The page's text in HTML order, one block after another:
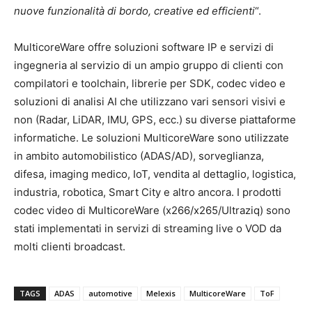
nuove funzionalità di bordo, creative ed efficienti“.
MulticoreWare offre soluzioni software IP e servizi di
ingegneria al servizio di un ampio gruppo di clienti con
compilatori e toolchain, librerie per SDK, codec video e
soluzioni di analisi AI che utilizzano vari sensori visivi e
non (Radar, LiDAR, IMU, GPS, ecc.) su diverse piattaforme
informatiche. Le soluzioni MulticoreWare sono utilizzate
in ambito automobilistico (ADAS/AD), sorveglianza,
difesa, imaging medico, IoT, vendita al dettaglio, logistica,
industria, robotica, Smart City e altro ancora. I prodotti
codec video di MulticoreWare (x266/x265/Ultraziq) sono
stati implementati in servizi di streaming live o VOD da
molti clienti broadcast.
TAGS ADAS automotive Melexis MulticoreWare ToF